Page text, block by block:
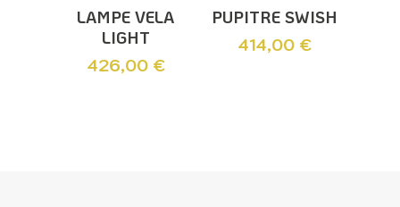
Ajouter Au
Panier
LAMPE VELA
LIGHT
426,00 €
Ajouter Au
PUPITRE SWISH
414,00 €